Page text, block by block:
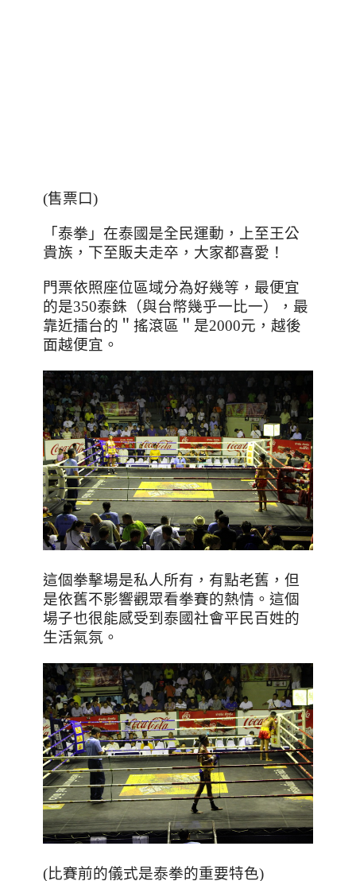
(售票口)
「泰拳」在泰國是全民運動，上至王公
貴族，下至販夫走卒，大家都喜愛！
門票依照座位區域分為好幾等，最便宜
的是350泰銖（與台幣幾乎一比一），最
靠近擂台的＂搖滾區＂是2000元，越後
面越便宜。
這個拳擊場是私人所有，有點老舊，但
是依舊不影響觀眾看拳賽的熱情。這個
場子也很能感受到泰國社會平民百姓的
生活氣氛。
(比賽前的儀式是泰拳的重要特色)